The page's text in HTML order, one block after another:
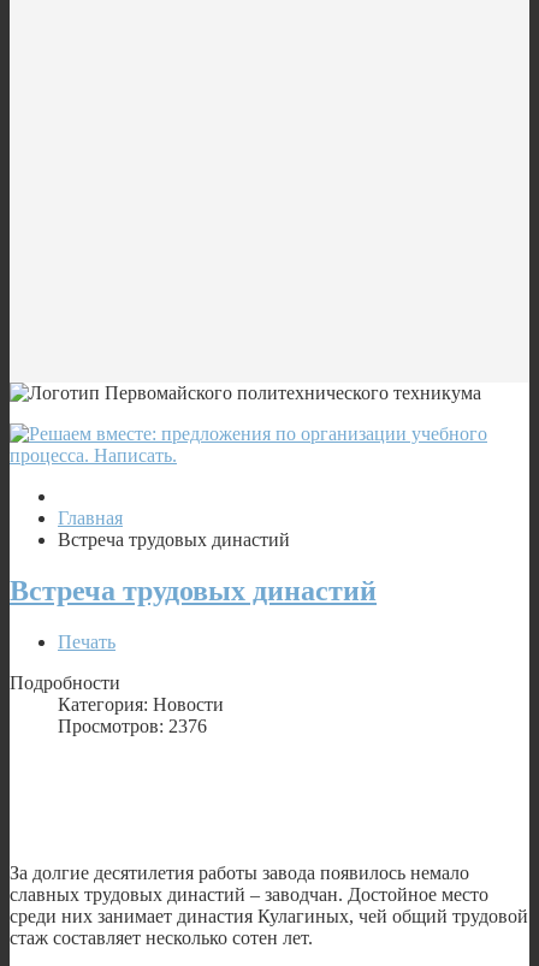
Главная
Встреча трудовых династий
Встреча трудовых династий
Печать
Подробности
Категория: Новости
Просмотров: 2376
За долгие десятилетия работы завода появилось немало
славных трудовых династий – заводчан. Достойное место
среди них занимает династия Кулагиных, чей общий трудовой
стаж составляет несколько сотен лет.